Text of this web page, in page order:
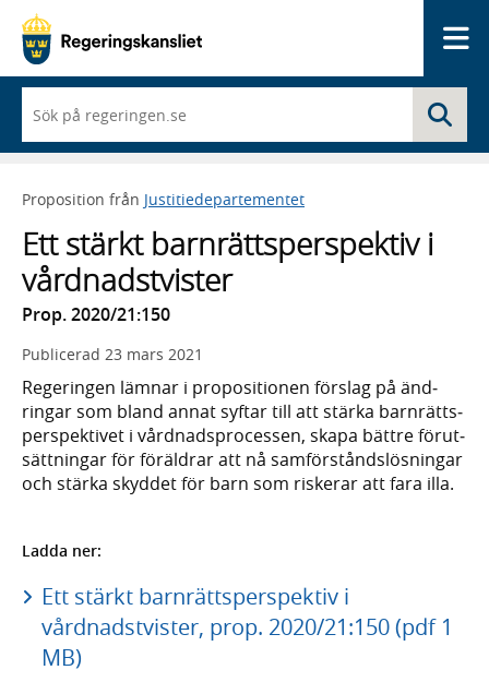
du
börjar
skriva
framträder
lista
med
sökförslag
Proposition från Justitiedepartementet
Ett stärkt barnrättsperspektiv i
vårdnadstvister
Prop. 2020/21:150
Publicerad 23 mars 2021
Regeringen lämnar i propo­sitionen förslag på änd­
ringar som bland annat syftar till att stärka barn­rätts­
perspek­tivet i vård­nads­pro­cessen, skapa bättre förut­
sätt­ningar för föräl­drar att nå sam­för­stånds­lös­ningar
och stärka skyddet för barn som riskerar att fara illa.
Ladda ner:
Ett stärkt barnrättsperspektiv i
vårdnadstvister, prop. 2020/21:150 (pdf 1
MB)